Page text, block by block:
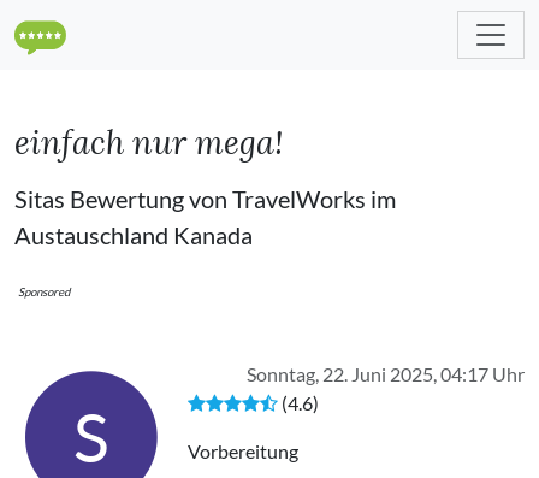
einfach nur mega!
Sitas Bewertung von TravelWorks im
Austauschland Kanada
Sponsored
S
Sonntag, 22. Juni 2025, 04:17 Uhr
(4.6)
Vorbereitung